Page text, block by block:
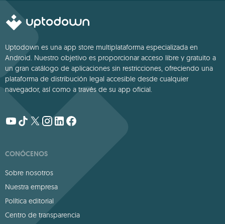
Uptodown es una app store multiplataforma especializada en
Android. Nuestro objetivo es proporcionar acceso libre y gratuito a
un gran catálogo de aplicaciones sin restricciones, ofreciendo una
plataforma de distribución legal accesible desde cualquier
navegador, así como a través de su app oficial.
CONÓCENOS
Sobre nosotros
Nuestra empresa
Política editorial
Centro de transparencia